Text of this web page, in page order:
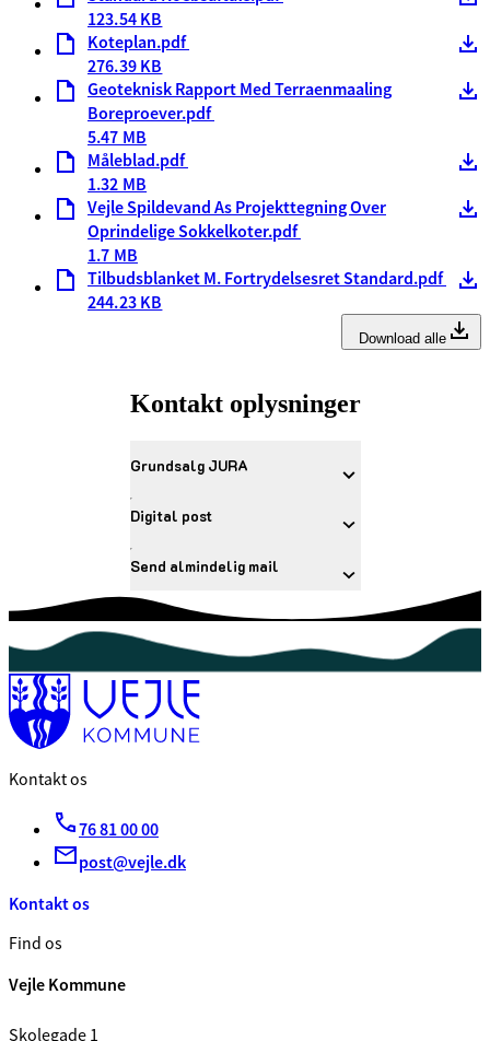
123.54 KB
Koteplan.pdf
276.39 KB
Geoteknisk Rapport Med Terraenmaaling
Boreproever.pdf
5.47 MB
Måleblad.pdf
1.32 MB
Vejle Spildevand As Projekttegning Over
Oprindelige Sokkelkoter.pdf
1.7 MB
Tilbudsblanket M. Fortrydelsesret Standard.pdf
244.23 KB
Download alle
Kontakt oplysninger
Grundsalg JURA
Digital post
Send almindelig mail
Kontakt os
76 81 00 00
post@vejle.dk
Kontakt os
Find os
Vejle Kommune
Skolegade 1